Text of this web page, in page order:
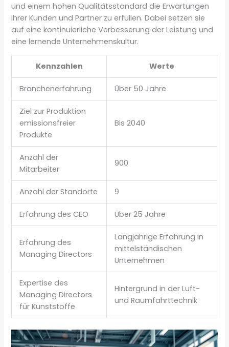
und einem hohen Qualitätsstandard die Erwartungen
ihrer Kunden und Partner zu erfüllen. Dabei setzen sie
auf eine kontinuierliche Verbesserung der Leistung und
eine lernende Unternehmenskultur.
Kennzahlen Werte
Branchenerfahrung Über 50 Jahre
Ziel zur Produktion
emissionsfreier
Produkte
Bis 2040
Anzahl der
Mitarbeiter
900
Anzahl der Standorte 9
Erfahrung des CEO Über 25 Jahre
Erfahrung des
Managing Directors
Langjährige Erfahrung in
mittelständischen
Unternehmen
Expertise des
Managing Directors
für Kunststoffe
Hintergrund in der Luft-
und Raumfahrttechnik